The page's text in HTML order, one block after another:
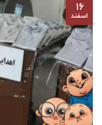
۱۶
اسفند